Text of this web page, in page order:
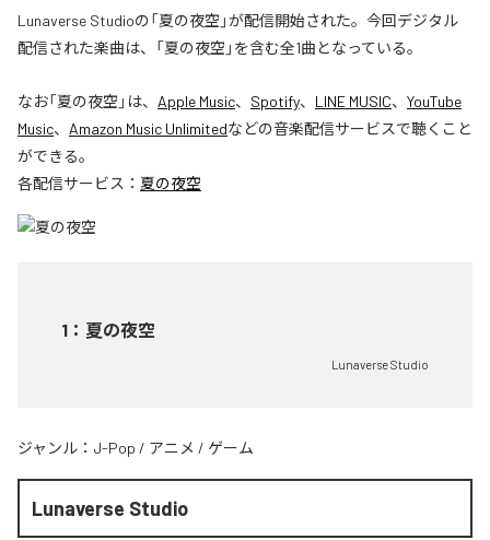
Lunaverse Studioの「夏の夜空」が配信開始された。今回デジタル
配信された楽曲は、「夏の夜空」を含む全1曲となっている。
なお「夏の夜空 」は、 Apple Music、 Spotify、 LINE MUSIC、 YouTube
Music、 Amazon Music Unlimitedなどの音楽配信サービスで聴くこと
ができる。
各配信サービス： 夏の夜空
1 ： 夏の夜空
Lunaverse Studio
ジャンル： J-Pop / アニメ / ゲーム
Lunaverse Studio